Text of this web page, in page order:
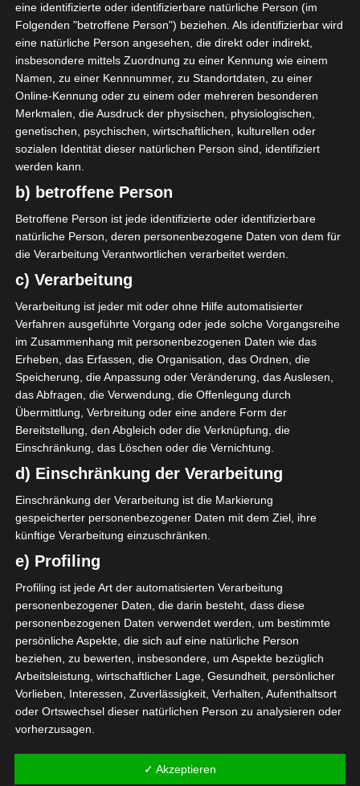
Jetzt ist es offiziell. Der ES Métlaoui hat das zweite
Entscheidungsspiel gegen den ES Zarzis im
Elfmeterschießen (3:1) gewonnen und damit seinen
Platz in der Gruppe B der Ligue 1 bestätigt.
Die Mannschaft aus Métlaoui schaffte die Reise nach
Monastir und gewann das Spiel, das sie sich zuvor
geweigert hatte zu verhandeln. Der Endstand nach
den Toren von Hazem Mastouri (67′) und dem
Ausgleich von Zarzissi durch Hsan Romdhane (83′),
aber der ES Métlaoui gewann im Elfmeterschießen
mit 3:1.
Für die Nutzung von Google Adsense (Google Ireland Limited,
Gordon House, Barrow Street, Dublin, D04 E5W5, Ireland)
benötigen wir laut DSGVO Ihre Zustimmung. Es werden seitens
Google Adsense personenbezogene Daten erhoben,
verarbeitet und gespeichert. Welche Daten genau entnehmen
Sie bitte den Datenschutzbedingungen.
Google Adsenseist deaktiviert. ✓ Erlauben
Datenschutzbedingungen
Die Miniers aus Métlaoui und die „Sang et Or“ aus
Zarzis werden zusammen mit US Ben Guerdane, AS
Réjiche, AS Soliman, US Monastir, Olympique de Béja,
EO Sidi Bouzid und Club Africain das achte Team in
der Gruppe B bilden.
Spieltag 2 der Ligue 1 Pro Tunesien 2022/2023 – Gr
uppenphase
Spieltag 3 der Ligue 1 Pro Tunesien 2022/2023 – Gr
Die nächsten Begegnungen
eine identifizierte oder identifizierbare natürliche Person (im
Folgenden "betroffene Person") beziehen. Als identifizierbar wird
eine natürliche Person angesehen, die direkt oder indirekt,
insbesondere mittels Zuordnung zu einer Kennung wie einem
Namen, zu einer Kennnummer, zu Standortdaten, zu einer
Online-Kennung oder zu einem oder mehreren besonderen
Merkmalen, die Ausdruck der physischen, physiologischen,
genetischen, psychischen, wirtschaftlichen, kulturellen oder
sozialen Identität dieser natürlichen Person sind, identifiziert
werden kann.
b) betroffene Person
Betroffene Person ist jede identifizierte oder identifizierbare
natürliche Person, deren personenbezogene Daten von dem für
die Verarbeitung Verantwortlichen verarbeitet werden.
c) Verarbeitung
Verarbeitung ist jeder mit oder ohne Hilfe automatisierter
Verfahren ausgeführte Vorgang oder jede solche Vorgangsreihe
im Zusammenhang mit personenbezogenen Daten wie das
Erheben, das Erfassen, die Organisation, das Ordnen, die
Speicherung, die Anpassung oder Veränderung, das Auslesen,
das Abfragen, die Verwendung, die Offenlegung durch
Übermittlung, Verbreitung oder eine andere Form der
Bereitstellung, den Abgleich oder die Verknüpfung, die
Einschränkung, das Löschen oder die Vernichtung.
d) Einschränkung der Verarbeitung
Einschränkung der Verarbeitung ist die Markierung
gespeicherter personenbezogener Daten mit dem Ziel, ihre
künftige Verarbeitung einzuschränken.
e) Profiling
Profiling ist jede Art der automatisierten Verarbeitung
personenbezogener Daten, die darin besteht, dass diese
personenbezogenen Daten verwendet werden, um bestimmte
persönliche Aspekte, die sich auf eine natürliche Person
beziehen, zu bewerten, insbesondere, um Aspekte bezüglich
Arbeitsleistung, wirtschaftlicher Lage, Gesundheit, persönlicher
Vorlieben, Interessen, Zuverlässigkeit, Verhalten, Aufenthaltsort
oder Ortswechsel dieser natürlichen Person zu analysieren oder
vorherzusagen.
f) Pseudonymisierung
Pseudonymisierung ist die Verarbeitung personenbezogener
✓ Akzeptieren